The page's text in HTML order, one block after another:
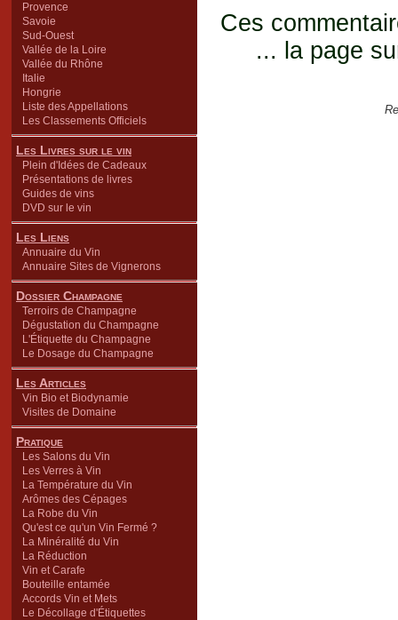
Provence
Savoie
Sud-Ouest
Vallée de la Loire
Vallée du Rhône
Italie
Hongrie
Liste des Appellations
Les Classements Officiels
Les Livres sur le vin
Plein d'Idées de Cadeaux
Présentations de livres
Guides de vins
DVD sur le vin
Les Liens
Annuaire du Vin
Annuaire Sites de Vignerons
Dossier Champagne
Terroirs de Champagne
Dégustation du Champagne
L'Étiquette du Champagne
Le Dosage du Champagne
Les Articles
Vin Bio et Biodynamie
Visites de Domaine
Pratique
Les Salons du Vin
Les Verres à Vin
La Température du Vin
Arômes des Cépages
La Robe du Vin
Qu'est ce qu'un Vin Fermé ?
La Minéralité du Vin
La Réduction
Vin et Carafe
Bouteille entamée
Accords Vin et Mets
Le Décollage d'Étiquettes
Ces
... la page